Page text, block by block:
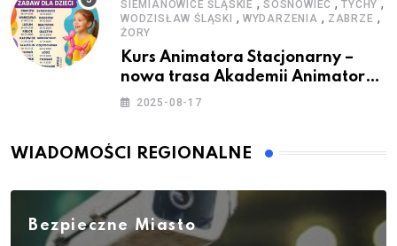
SIEMIANOWICE ŚLĄSKIE SOSNOWIEC TYCHY
WODZISŁAW ŚLĄSKI , WYDARZENIA , ZABRZE ,
ŻORY
Kurs Animatora Stacjonarny –
nowa trasa Akademii Animatora
– jesień 2025
2025-08-17
WIADOMOŚCI REGIONALNE
Bezpieczne Miasto